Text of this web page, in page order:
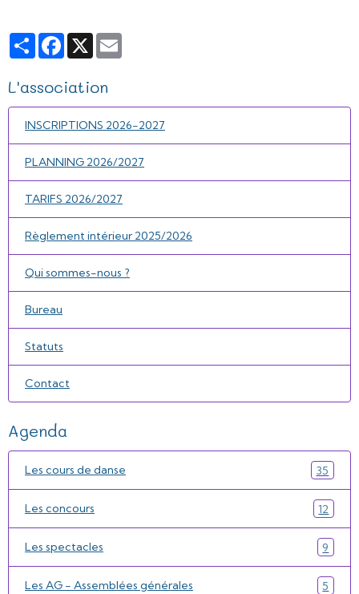
PartagerFacebook
X
L'association
INSCRIPTIONS 2026-2027
PLANNING 2026/2027
TARIFS 2026/2027
Règlement intérieur 2025/2026
Qui sommes-nous ?
Bureau
Statuts
Contact
Agenda
Les cours de danse 35
Les concours 12
Les spectacles 9
Les AG - Assemblées générales 5